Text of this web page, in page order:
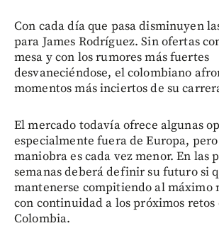
Con cada día que pasa disminuyen
para James Rodríguez. Sin ofertas
mesa y con los rumores más fuertes
desvaneciéndose, el colombiano
momentos más inciertos de su
El mercado todavía ofrece algunas
especialmente fuera de Europa,
maniobra es cada vez menor. En las
semanas deberá definir su futuro si
mantenerse compitiendo al máximo
con continuidad a los próximos retos
Colombia.